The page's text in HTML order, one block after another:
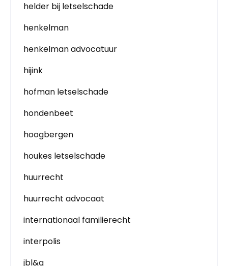
helder bij letselschade
henkelman
henkelman advocatuur
hijink
hofman letselschade
hondenbeet
hoogbergen
houkes letselschade
huurrecht
huurrecht advocaat
internationaal familierecht
interpolis
jbl&g